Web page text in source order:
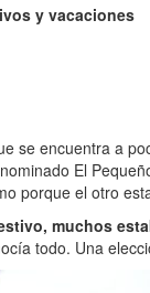
y vacaciones
se encuentra a
El
porque el otro
muchos
todo. Una